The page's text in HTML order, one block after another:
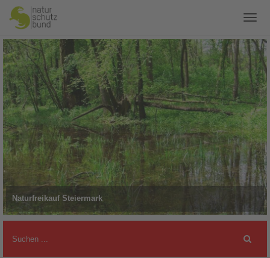
Naturfreikauf Steiermark